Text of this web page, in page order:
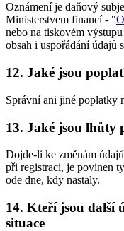
Oznámení je daňový
Ministerstvem financí - "
nebo na tiskovém
obsah i uspořádání údajů
12. Jaké jsou
Správní ani jiné poplatky
13. Jaké jsou lhůty
Dojde-li ke změnám
při registraci, je povinen
ode dne, kdy nastaly.
14. Kteří jsou další
situace